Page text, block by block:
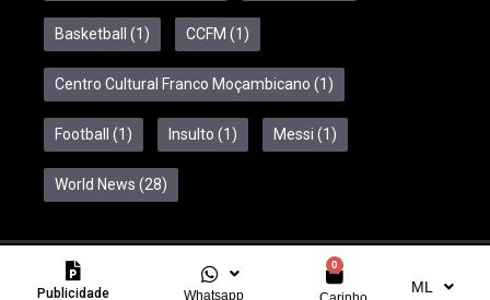
Publicidade Whatsapp
0
ML
Basketball (1) CCFM (1)
Centro Cultural Franco Moçambicano (1)
Football (1) Insulto (1) Messi (1)
World News (28)
Copyright © 2024 Feelcom. All Rights Reserved.